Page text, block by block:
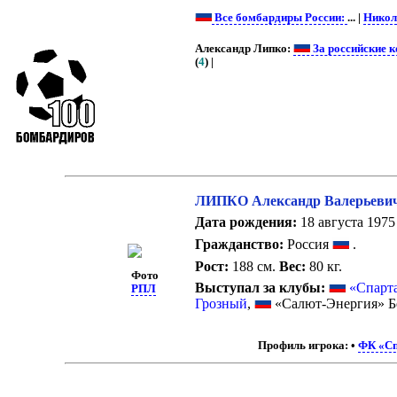
Все бомбардиры России:... |
Александр Липко:
За российские
(4) |
Фото
РПЛ
ЛИПКО Александр
Дата рождения: 18 августа 1975
Гражданство: Россия
.
Рост: 188 см.Вес: 80 кг.
Выступал за клубы:
Грозный, «Салют-Энергия»
Профиль игрока: • ФК